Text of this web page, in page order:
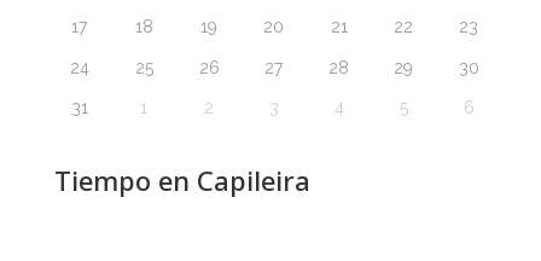
17 18 19 20 21 22 23
24 25 26 27 28 29 30
31 1 2 3 4 5 6
Tiempo en Capileira